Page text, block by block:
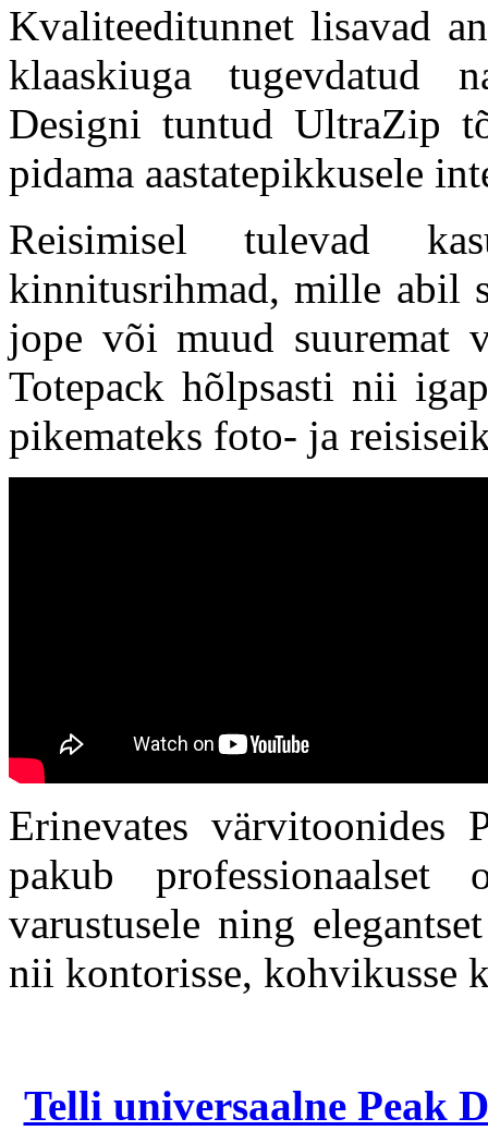
Kvaliteeditunnet lisavad
klaaskiuga tugevdatud
Designi tuntud UltraZip
pidama aastatepikkusele
Reisimisel tulevad
kinnitusrihmad, mille abil
jope või muud suuremat
Totepack hõlpsasti nii
pikemateks foto- ja
Erinevates värvitoonides
pakub professionaalset
varustusele ning
nii kontorisse, kohvikusse
Telli universaalne Peak